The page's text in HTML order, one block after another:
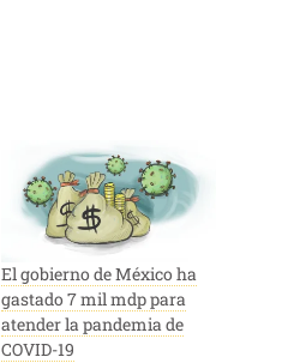
El gobierno de México ha
gastado 7 mil mdp para
atender la pandemia de
COVID-19